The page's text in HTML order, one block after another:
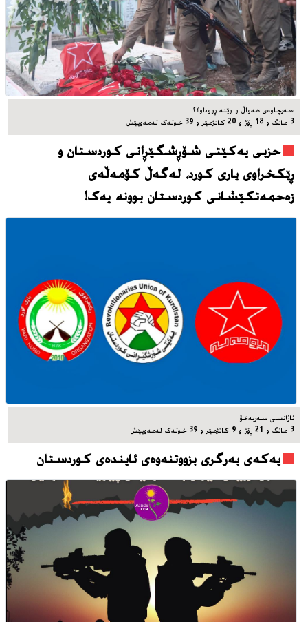
سه‌رچاوه‌ی هه‌واڵ و وێنه‌ ڕووداو٢٤
3 مانگ و 18 ڕۆژ و 20 کاتژمێر و 39 خوله‌ک له‌مه‌وپێش‌
حزبی یەکێتی شۆڕشگێڕانی کوردستان و
ڕێکخراوی یاری کورد، له‌گه‌ڵ کۆمەڵەی
زەحمەتکێشانی کوردستان بوونه‌ یه‌ک!
ئاژانسی سه‌ربه‌خۆ
3 مانگ و 21 ڕۆژ و 9 کاتژمێر و 39 خوله‌ک له‌مه‌وپێش‌
یه‌که‌ی به‌رگری بزووتنه‌وه‌ی ئاینده‌ی کوردستان